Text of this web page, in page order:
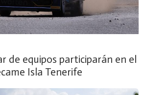
de equipos participarán en el
Isla Tenerife